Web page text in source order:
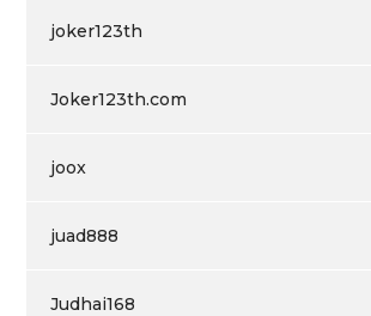
joker123th
Joker123th.com
joox
juad888
Judhai168